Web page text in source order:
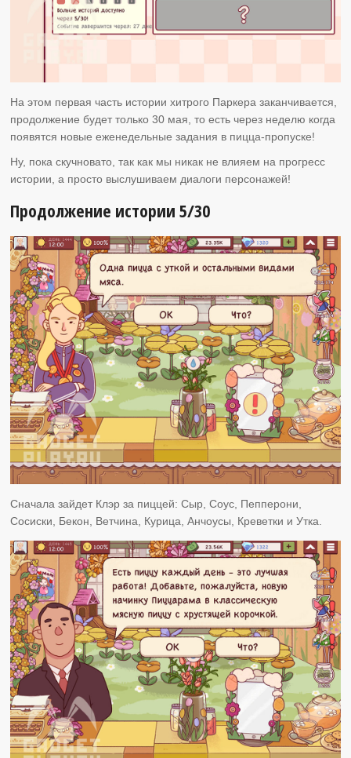
На этом первая часть истории хитрого Паркера заканчивается,
продолжение будет только 30 мая, то есть через неделю когда
появятся новые еженедельные задания в пицца-пропуске!
Ну, пока скучновато, так как мы никак не влияем на прогресс
истории, а просто выслушиваем диалоги персонажей!
Продолжение истории 5/30
Сначала зайдет Клэр за пиццей: Сыр, Соус, Пепперони,
Сосиски, Бекон, Ветчина, Курица, Анчоусы, Креветки и Утка.